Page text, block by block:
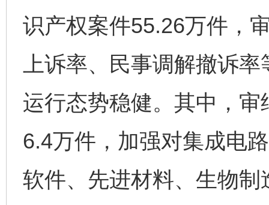
识产权案件55.26万件，
上诉率、民事调解撤诉
运行态势稳健。其中，
6.4万件，加强对集成电
软件、先进材料、生物